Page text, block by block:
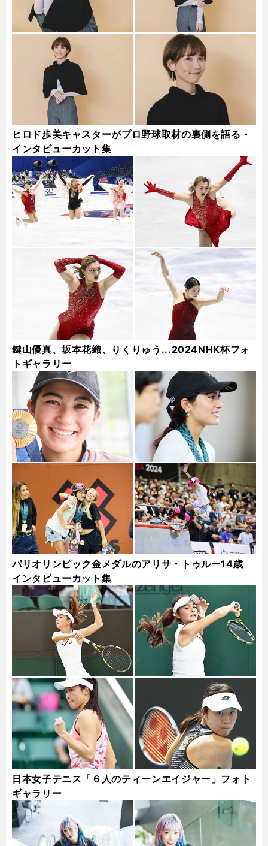
ヒロド歩美キャスターがプロ野球取材の裏側を語る・
インタビューカット集
鍵山優真、坂本花織、りくりゅう...2024NHK杯フォ
トギャラリー
パリオリンピック金メダルのアリサ・トゥルー14歳
インタビューカット集
日本女子テニス「６人のティーンエイジャー」フォト
ギャラリー